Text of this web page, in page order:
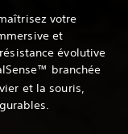
votre
et
évolutive
branchée
et la souris,